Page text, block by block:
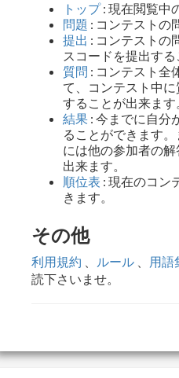
トップ: 現在閲覧中
問題 : コンテストの
提出 : コンテストの
スコードを提出する
質問 : コンテスト全
て、コンテスト中
することが出来ます
結果 : 今までに自分
ることができます
には他の参加者の
出来ます。
順位表 : 現在のコン
きます。
その他
利用規約 ルール 用語
読下さいませ。